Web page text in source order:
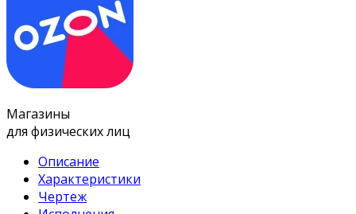
Магазины
для физических лиц
Описание
Характеристики
Чертеж